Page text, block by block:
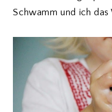
Schwamm und ich das